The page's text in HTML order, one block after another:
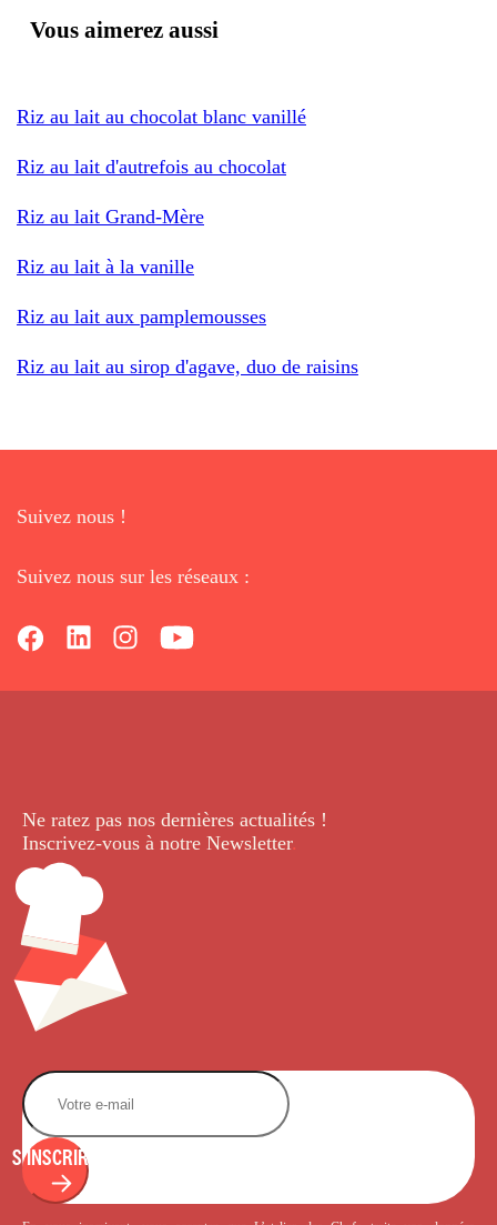
Vous aimerez aussi
Riz au lait au chocolat blanc vanillé
Riz au lait d'autrefois au chocolat
Riz au lait Grand-Mère
Riz au lait à la vanille
Riz au lait aux pamplemousses
Riz au lait au sirop d'agave, duo de raisins
Suivez nous !
Suivez nous sur les réseaux :
Ne ratez pas nos dernières actualités !
Inscrivez-vous à notre Newsletter.
S'INSCRIRE